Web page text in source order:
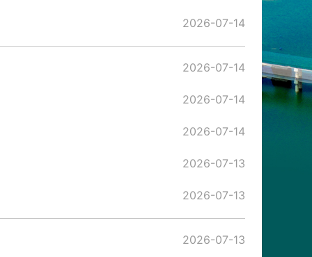
2026-07-14
2026-07-14
2026-07-14
2026-07-14
2026-07-13
2026-07-13
2026-07-13